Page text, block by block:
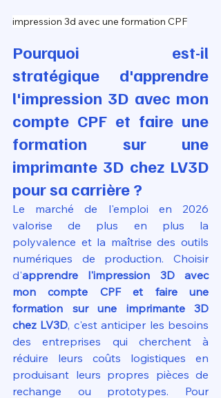
impression 3d avec une formation CPF
Pourquoi est-il
stratégique d'apprendre
l'impression 3D avec mon
compte CPF et faire une
formation sur une
imprimante 3D chez LV3D
pour sa carrière ?
Le marché de l'emploi en 2026
valorise de plus en plus la
polyvalence et la maîtrise des outils
numériques de production. Choisir
d'apprendre l'impression 3D avec
mon compte CPF et faire une
formation sur une imprimante 3D
chez LV3D, c'est anticiper les besoins
des entreprises qui cherchent à
réduire leurs coûts logistiques en
produisant leurs propres pièces de